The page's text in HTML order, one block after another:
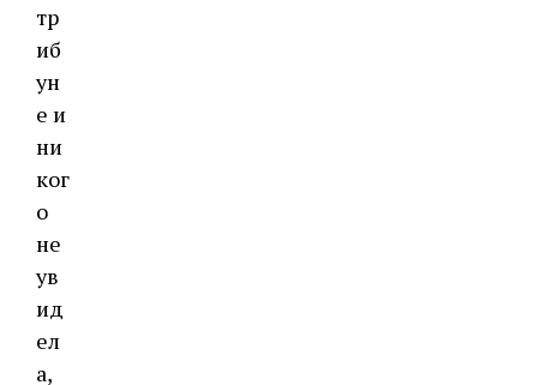
тр
иб
ун
е и
ни
ког
о
не
ув
ид
ел
а,